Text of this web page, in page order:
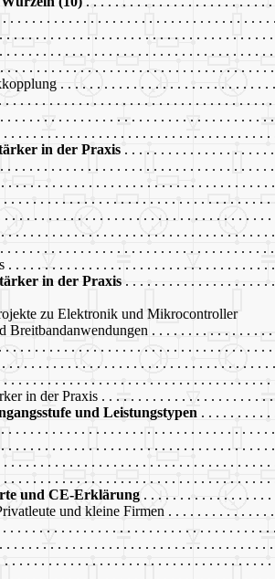
. . . . . . . . . . . . . . . . . . . . . . . . . . . . . . . . . . . .
. . . . . . . . . . . . . . . . . . . . . . . . . . . . . . . . . . . .
. . . . . . . . . . . . . . . . . . . . . . . . . . . . . . . . . . .
. . . . . . . . . . . . . . . . . . . . . . . . . . . . . . . . . . . . .
. . . . . . . . . . . . . . . . . . . . . . . . . . . . .
. . . . . . . . . . . . . . . . . . . . . . . . . . . . . . . . . . .
. . . . . . . . . . . . . . . . . . . . . . . . . . . . . . . . . . .
. . . . . . . . . . . . . . . . . . . . . . . . . . . . . . . . . . . .
in der Praxis . . . . . . . . . . . . . . . . . . . .
. . . . . . . . . . . . . . . . . . . . . . . . . . . . . . . . . . . .
. . . . . . . . . . . . . . . . . . . . . . . . . . . . . . . . . . . .
. . . . . . . . . . . . . . . . . . . . . . . . . . . . . . . . . . . .
. . . . . . . . . . . . . . . . . . . . . . . . . . . . . . . . . . . .
. . . . . . . . . . . . . . . . . . . . . . . . . . . . . . . . . . . .
. . . . . . . . . . . . . . . . . . . . . . . . . . . . . . . . . . . .
. . . . . . . . . . . . . . . . . . . . . . . . . . . . . . . . . . . .
in der Praxis . . . . . . . . . . . . . . . . . . . .
zu Elektronik und Mikrocontroller
Breitbandanwendungen . . . . . . . . . . . . . . . .
. . . . . . . . . . . . . . . . . . . . . . . . . . . . . . . . . . . .
. . . . . . . . . . . . . . . . . . . . . . . . . . . . . . . . . . . .
. . . . . . . . . . . . . . . . . . . . . . . . . . . . . . . . . . . .
in der Praxis . . . . . . . . . . . . . . . . . . . . . . .
und Leistungstypen . . . . . . . . . .
. . . . . . . . . . . . . . . . . . . . . . . . . . . . . . . . . . . .
. . . . . . . . . . . . . . . . . . . . . . . . . . . . . . . . . . . .
. . . . . . . . . . . . . . . . . . . . . . . . . . . . . . . . . . . .
. . . . . . . . . . . . . . . . . . . . . . . . . . . . . . . . . . . .
und CE-Erklärung . . . . . . . . . . . . . . . . .
und kleine Firmen . . . . . . . . . . . . . .
. . . . . . . . . . . . . . . . . . . . . . . . . . . . . . . . . . . .
. . . . . . . . . . . . . . . . . . . . . . . . . . . . . . . . . . .
. . . . . . . . . . . . . . . . . . . . . . . . . . . . . . . . . . . .